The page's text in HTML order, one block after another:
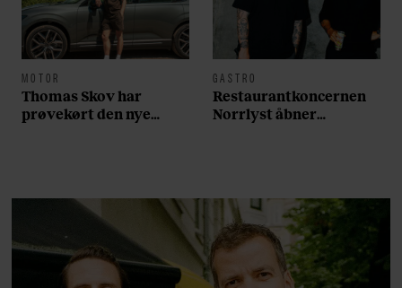
MOTOR
Thomas Skov har
prøvekørt den nye
GASTRO
Restaurantkoncernen
Norrlyst åbner